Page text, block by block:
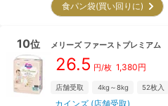
食パン袋(買い回りに)
10位 メリーズ ファーストプレミアム
26.5 円/枚 1,380円
店舗受取 4kg～8kg 52枚入
カインズ (店舗受取)